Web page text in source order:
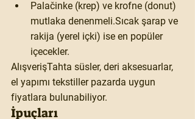
Palačinke (krep) ve krofne (donut)
mutlaka denenmeli.Sıcak şarap ve
rakija (yerel içki) ise en popüler
içecekler.
AlışverişTahta süsler, deri aksesuarlar,
el yapımı tekstiller pazarda uygun
fiyatlara bulunabiliyor.
İpuçları